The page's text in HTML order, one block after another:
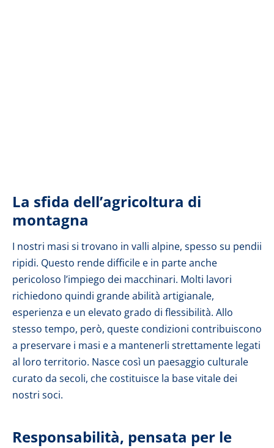
La sfida dell’agricoltura di
montagna
I nostri masi si trovano in valli alpine, spesso su pendii
ripidi. Questo rende difficile e in parte anche
pericoloso l’impiego dei macchinari. Molti lavori
richiedono quindi grande abilità artigianale,
esperienza e un elevato grado di flessibilità. Allo
stesso tempo, però, queste condizioni contribuiscono
a preservare i masi e a mantenerli strettamente legati
al loro territorio. Nasce così un paesaggio culturale
curato da secoli, che costituisce la base vitale dei
nostri soci.
Responsabilità, pensata per le